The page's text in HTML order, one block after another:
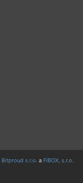
Bitproud s.r.o. a FIBOX, s.r.o.